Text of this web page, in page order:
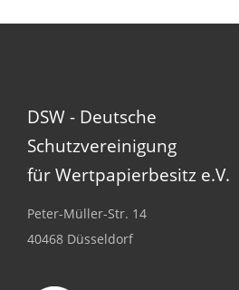
DSW - Deutsche
Schutzvereinigung
für Wertpapierbesitz e.V.
Peter-Müller-Str. 14
40468 Düsseldorf